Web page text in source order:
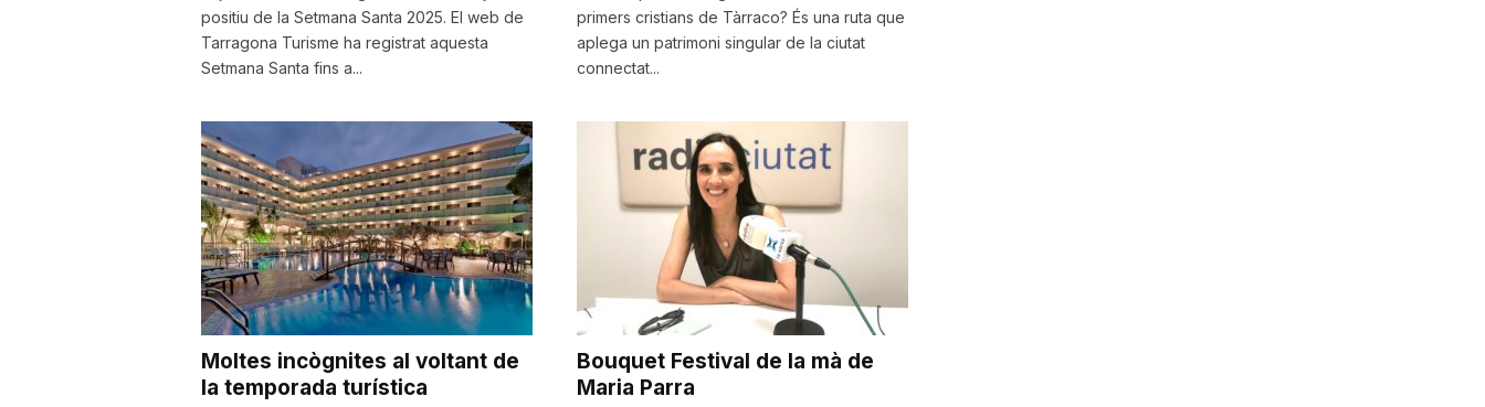
e
a
r
r
a
positiu de la Setmana Santa 2025. El web de
Tarragona Turisme ha registrat aquesta
Setmana Santa fins a...
primers cristians de Tàrraco? És una ruta que
aplega un patrimoni singular de la ciutat
connectat...
Moltes incògnites al voltant de
la temporada turística
Bouquet Festival de la mà de
Maria Parra